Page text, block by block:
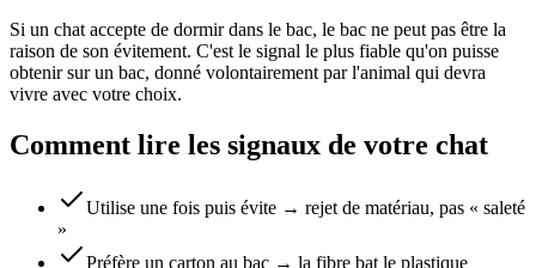
Si un chat accepte de dormir dans le bac, le bac ne peut pas être la
raison de son évitement. C'est le signal le plus fiable qu'on puisse
obtenir sur un bac, donné volontairement par l'animal qui devra
vivre avec votre choix.
Comment lire les signaux de votre chat
Utilise une fois puis évite → rejet de matériau, pas « saleté
»
Préfère un carton au bac → la fibre bat le plastique